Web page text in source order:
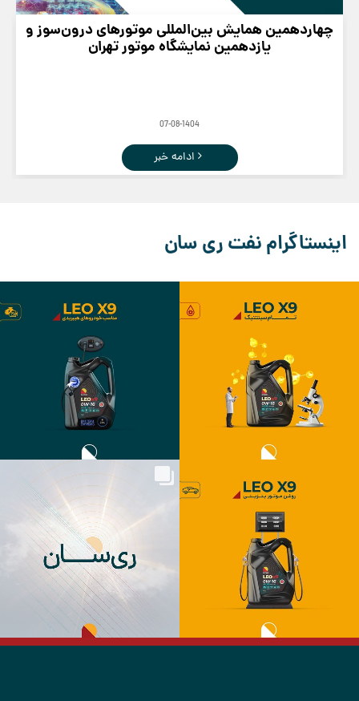
چهاردهمین همایش بین‌المللی موتورهای درون‌سوز و
یازدهمین نمایشگاه موتور تهران
07-08-1404
ادامه خبر
اینستاگرام نفت ری سان